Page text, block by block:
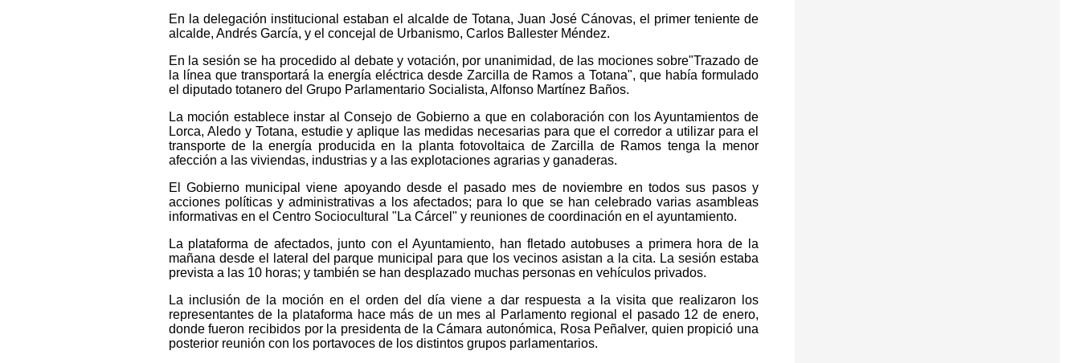
En la delegación institucional estaban el alcalde de Totana, Juan José Cánovas, el primer teniente de
alcalde, Andrés García, y el concejal de Urbanismo, Carlos Ballester Méndez.
En la sesión se ha procedido al debate y votación, por unanimidad, de las mociones sobre"Trazado de
la línea que transportará la energía eléctrica desde Zarcilla de Ramos a Totana", que había formulado
el diputado totanero del Grupo Parlamentario Socialista, Alfonso Martínez Baños.
La moción establece instar al Consejo de Gobierno a que en colaboración con los Ayuntamientos de
Lorca, Aledo y Totana, estudie y aplique las medidas necesarias para que el corredor a utilizar para el
transporte de la energía producida en la planta fotovoltaica de Zarcilla de Ramos tenga la menor
afección a las viviendas, industrias y a las explotaciones agrarias y ganaderas.
El Gobierno municipal viene apoyando desde el pasado mes de noviembre en todos sus pasos y
acciones políticas y administrativas a los afectados; para lo que se han celebrado varias asambleas
informativas en el Centro Sociocultural "La Cárcel" y reuniones de coordinación en el ayuntamiento.
La plataforma de afectados, junto con el Ayuntamiento, han fletado autobuses a primera hora de la
mañana desde el lateral del parque municipal para que los vecinos asistan a la cita. La sesión estaba
prevista a las 10 horas; y también se han desplazado muchas personas en vehículos privados.
La inclusión de la moción en el orden del día viene a dar respuesta a la visita que realizaron los
representantes de la plataforma hace más de un mes al Parlamento regional el pasado 12 de enero,
donde fueron recibidos por la presidenta de la Cámara autonómica, Rosa Peñalver, quien propició una
posterior reunión con los portavoces de los distintos grupos parlamentarios.